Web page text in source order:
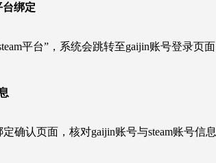
台绑定
平台”，系统会跳转至gaijin账号登录页
确认页面，核对gaijin账号与steam账号信